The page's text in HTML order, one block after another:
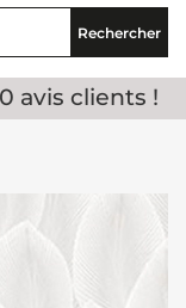
Rechercher
avis clients !